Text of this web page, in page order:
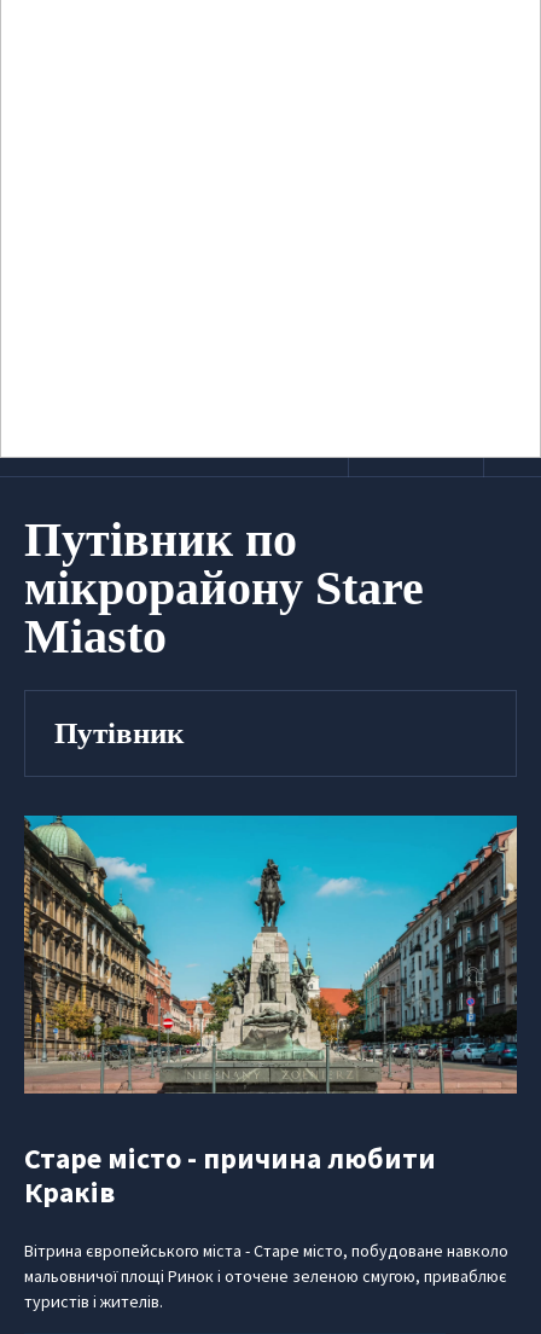
Путівник по
мікрорайону Stare
Miasto
Путівник
Старе місто - причина любити
Краків
Вітрина європейського міста - Старе місто, побудоване навколо
мальовничої площі Ринок і оточене зеленою смугою, приваблює
туристів і жителів.